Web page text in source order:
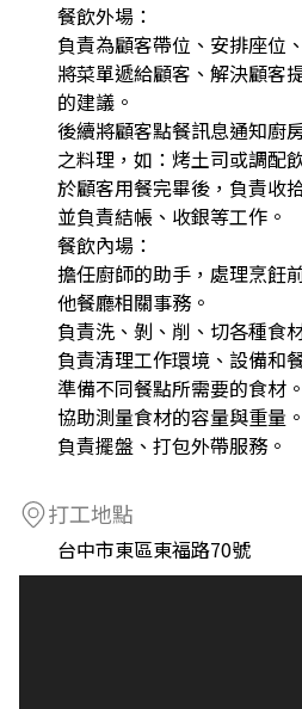
餐飲外場：
負責為顧客帶位、安排座位
將菜單遞給顧客、解決顧客
的建議。
後續將顧客點餐訊息通知廚
之料理，如：烤土司或調配
於顧客用餐完畢後，負責收
並負責結帳、收銀等工作。
餐飲內場：
擔任廚師的助手，處理烹飪
他餐廳相關事務。
負責洗、剝、削、切各種食
負責清理工作環境、設備和
準備不同餐點所需要的食材。
協助測量食材的容量與重量。
負責擺盤、打包外帶服務。
打工地點
台中市東區東福路70號